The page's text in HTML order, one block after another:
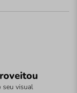
seu visual